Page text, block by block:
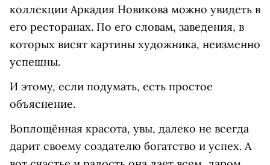
коллекции Аркадия Новикова можно увидеть в
его ресторанах. По его словам, заведения, в
которых висят картины художника, неизменно
успешны.
И этому, если подумать, есть простое
объяснение.
Воплощённая красота, увы, далеко не всегда
дарит своему создателю богатство и успех. А